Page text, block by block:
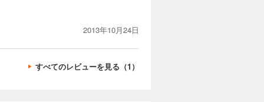
2013年10月24日
すべてのレビューを見る（1）